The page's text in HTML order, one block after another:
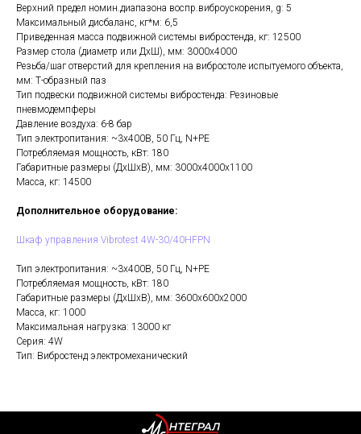
Верхний предел номин.диапазона воспр.виброускорения, g: 5
Максимальный дисбаланс, кг*м: 6,5
Приведенная масса подвижной системы вибростенда, кг: 12500
Размер стола (диаметр или ДхШ), мм: 3000x4000
Резьба/шаг отверстий для крепления на вибростоле испытуемого объекта,
мм: Т-образный паз
Тип подвески подвижной системы вибростенда: Резиновые
пневмодемпферы
Давление воздуха: 6-8 бар
Тип электропитания: ~3х400В, 50 Гц, N+PE
Потребляемая мощность, кВт: 180
Габаритные размеры (ДхШхВ), мм: 3000x4000x1100
Масса, кг: 14500
Дополнительное оборудование:
Шкаф управления Vibrotest 4W-30/40HFPN
Тип электропитания: ~3х400В, 50 Гц, N+PE
Потребляемая мощность, кВт: 180
Габаритные размеры (ДхШхВ), мм: 3600x600x2000
Масса, кг: 1000
Максимальная нагрузка: 13000 кг
Серия: 4W
Тип: Вибростенд электромеханический